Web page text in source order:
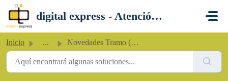
Saltar al contenido principal
digital express - Atención al Cliente
Inicio ... Novedades Tramo (CristalAppV2)